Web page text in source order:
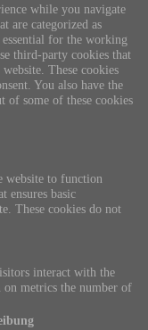
while you navigate
are categorized as
essential for the working
third-party cookies that
These cookies
You also have the
of some of these cookies
website to function
ensures basic
These cookies do not
interact with the
metrics the number of